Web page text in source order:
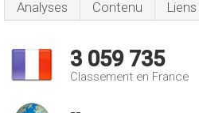
Analyses Contenu Liens
3 059 735
Classement en France